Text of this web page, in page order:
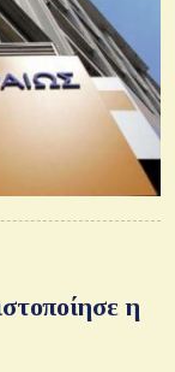
η